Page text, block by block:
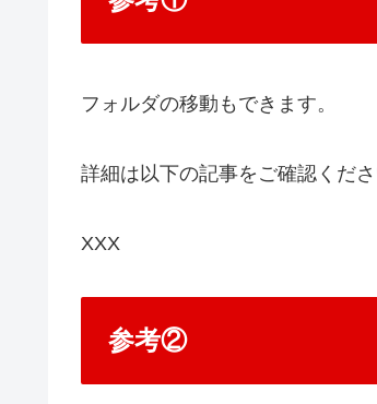
フォルダの移動もできます。
詳細は以下の記事をご確認くださ
XXX
参考②